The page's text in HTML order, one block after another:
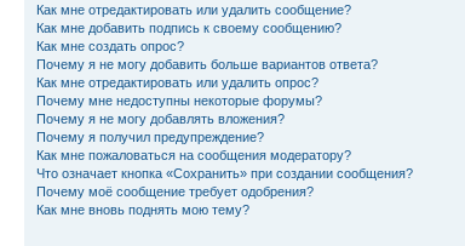
Как мне отредактировать или удалить сообщение?
Как мне добавить подпись к своему сообщению?
Как мне создать опрос?
Почему я не могу добавить больше вариантов ответа?
Как мне отредактировать или удалить опрос?
Почему мне недоступны некоторые форумы?
Почему я не могу добавлять вложения?
Почему я получил предупреждение?
Как мне пожаловаться на сообщения модератору?
Что означает кнопка «Сохранить» при создании сообщения?
Почему моё сообщение требует одобрения?
Как мне вновь поднять мою тему?